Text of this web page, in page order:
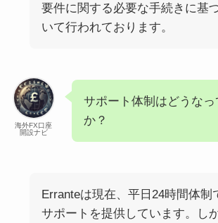
要件に関する必要な手続きに基
いて行われております。
海外FX口座
開設ナビ
サポート体制はどうなっ
か？
Erranteは現在、平日24時間体制
サポートを提供しています。し